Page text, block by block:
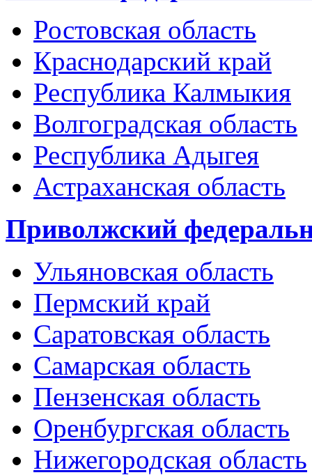
Ростовская область
Краснодарский край
Республика Калмыкия
Волгоградская область
Республика Адыгея
Астраханская область
Приволжский
Ульяновская область
Пермский край
Саратовская область
Самарская область
Пензенская область
Оренбургская область
Нижегородская область